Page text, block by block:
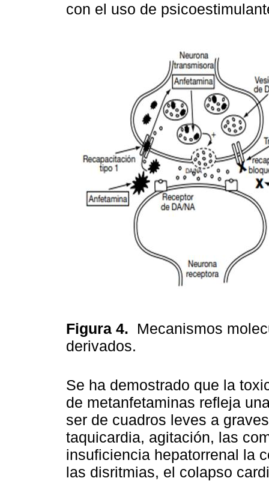
con el uso de
Figura 4. Mecanismos
derivados.
Se ha demostrado que la
de metanfetaminas refleja
ser de cuadros leves a
taquicardia, agitación, las
insuficiencia hepatorrenal la
las disritmias, el colapso